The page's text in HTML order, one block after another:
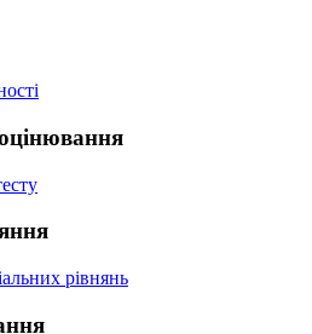
рівнянь